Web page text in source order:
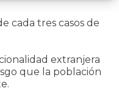
cada tres casos de
extranjera
que la población